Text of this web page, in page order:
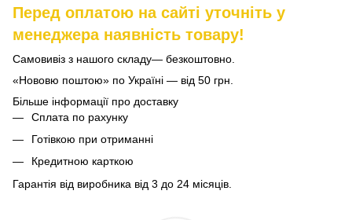
Перед оплатою на сайті уточніть у
менеджера наявність товару!
Самовивіз з нашого складу— безкоштовно.
«Нововю поштою» по Україні — від 50 грн.
Більше інформації про доставку
Сплата по рахунку
Готівкою при отриманні
Кредитною карткою
Гарантія від виробника від 3 до 24 місяців.